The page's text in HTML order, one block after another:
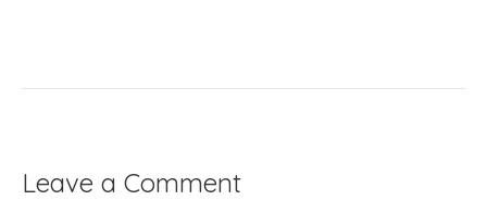
Leave a Comment